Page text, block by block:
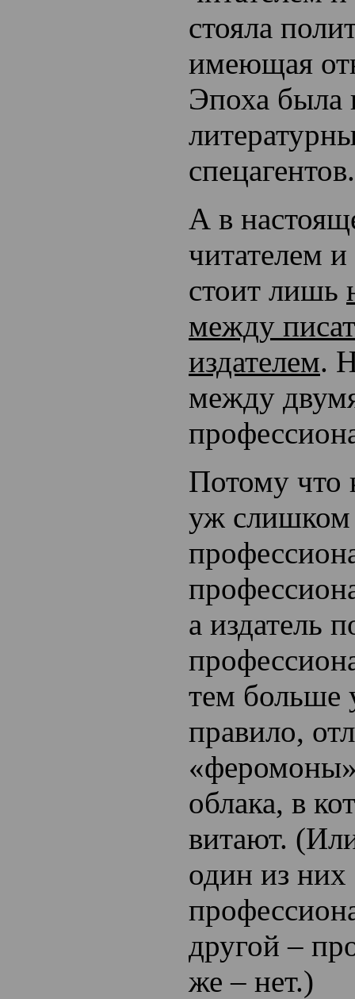
стояла
имеющая
Эпоха была
спецагентов.
А в
читателем
стоит лишь
между
издателем.
между
Потому что
уж слишком
а издатель
тем больше
правило,
облака, в
витают.
один из них
другой –
же – нет.)